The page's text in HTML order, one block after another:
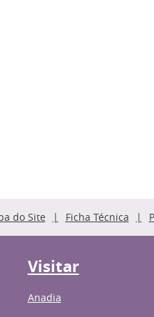
do Site Ficha Técnica
Visitar
Anadia